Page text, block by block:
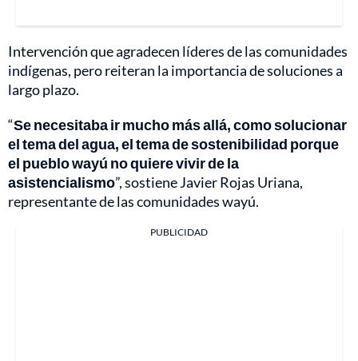
Intervención que agradecen líderes de las comunidades
indígenas, pero reiteran la importancia de soluciones a
largo plazo.
“Se necesitaba ir mucho más allá, como solucionar
el tema del agua, el tema de sostenibilidad porque
el pueblo wayú no quiere vivir de la
asistencialismo”, sostiene Javier Rojas Uriana,
representante de las comunidades wayú.
PUBLICIDAD